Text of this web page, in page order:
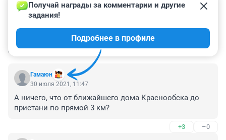
КОММЕНТАРИИ 115
Гамаюн
Получай награды за комментарии и другие
задания!
Подробнее в профиле
30 июля 2021, 11:47
А ничего, что от ближайшего дома Краснообска до
пристани по прямой 3 км?
+3 –0